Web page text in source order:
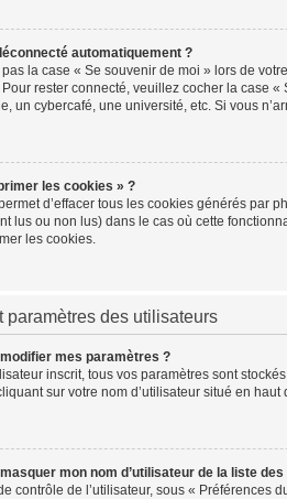
automatiquement ?
la case « Se souvenir de moi » lors de
Pour rester connecté, veuillez cocher la case
un cybercafé, une université, etc. Si vous
les cookies » ?
d’effacer tous les cookies générés par
lus ou non lus) dans le cas où cette
les cookies.
paramètres des utilisateurs
mes paramètres ?
inscrit, tous vos paramètres sont
sur votre nom d’utilisateur situé en
mon nom d’utilisateur de la liste
contrôle de l’utilisateur, sous « Préférences